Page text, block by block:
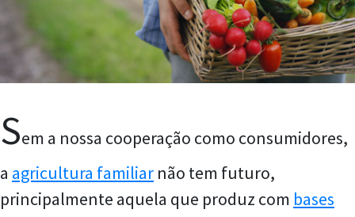
Sem a nossa cooperação como consumidores,
a agricultura familiar não tem futuro,
principalmente aquela que produz com bases